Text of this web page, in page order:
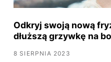
Odkryj swoją nową
dłuższą grzywkę na
8 SIERPNIA 2023